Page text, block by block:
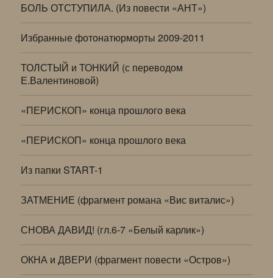
БОЛЬ ОТСТУПИЛА. (Из повести «АНТ»)
Избранные фотонатюрморты 2009-2011
ТОЛСТЫЙ и ТОНКИЙ (с переводом
Е.Валентиновой)
«ПЕРИСКОП» конца прошлого века
«ПЕРИСКОП» конца прошлого века
Из папки START-1
ЗАТМЕНИЕ (фрагмент романа «Вис виталис»)
СНОВА ДАВИД! (гл.6-7 «Белый карлик»)
ОКНА и ДВЕРИ (фрагмент повести «Остров»)